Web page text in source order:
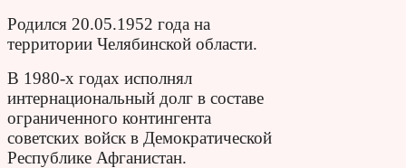
Родился 20.05.1952 года на
территории Челябинской области.
В 1980-х годах исполнял
интернациональный долг в составе
ограниченного контингента
советских войск в Демократической
Республике Афганистан.